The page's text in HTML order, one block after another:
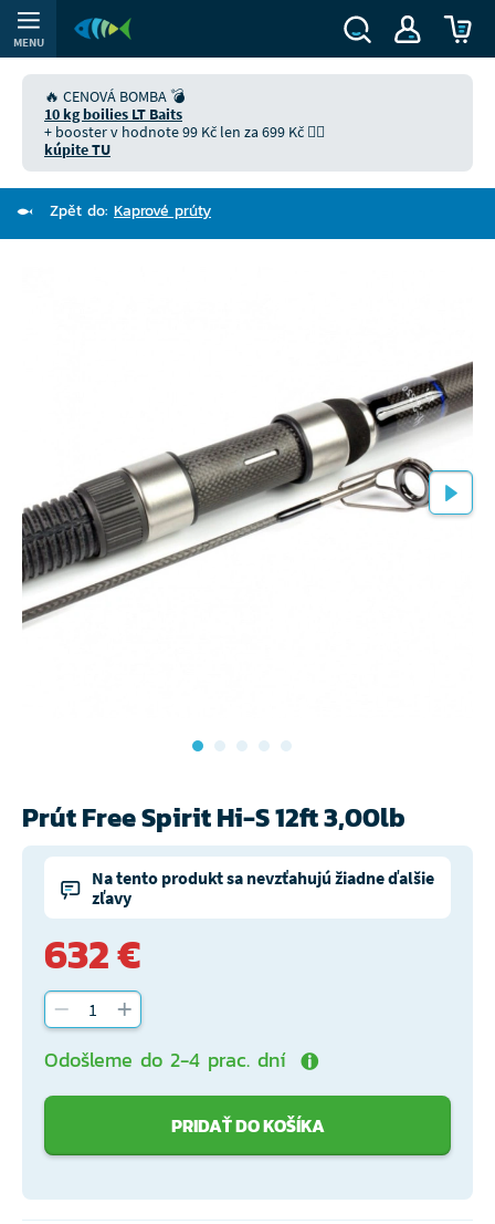
MENU
🔥 CENOVÁ BOMBA 💣
10 kg boilies LT Baits
+ booster v hodnote 99 Kč len za 699 Kč 👉🏻
kúpite TU
Zpět do: Kaprové prúty
Prút Free Spirit Hi-S 12ft 3,00lb
Na tento produkt sa nevzťahujú žiadne ďalšie
zľavy
632 €
Odošleme do 2-4 prac. dní
PRIDAŤ DO KOŠÍKA